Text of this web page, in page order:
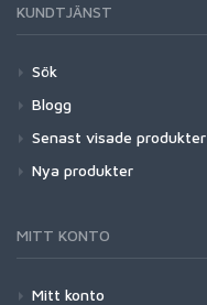
KUNDTJÄNST
Sök
Blogg
Senast visade produkter
Nya produkter
MITT KONTO
Mitt konto